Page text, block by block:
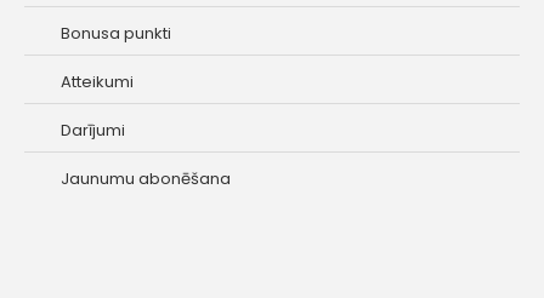
Bonusa punkti
Atteikumi
Darījumi
Jaunumu abonēšana